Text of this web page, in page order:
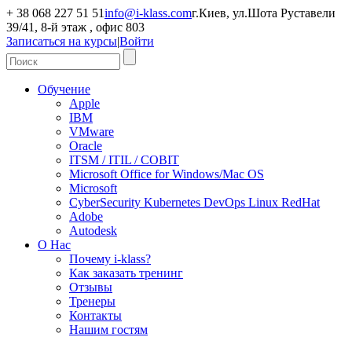
+ 38 068 227 51 51info@i-klass.comг.Киев, ул.Шота Руставели
39/41, 8-й этаж , офис 803
Записаться на курсы|Войти
Обучение
Apple
IBM
VMware
Oracle
ITSM / ITIL / COBIT
Microsoft Office for Windows/Mac OS
Microsoft
CyberSecurity Kubernetes DevOps Linux RedHat
Adobe
Autodesk
О Нас
Почему i-klass?
Как заказать тренинг
Отзывы
Тренеры
Контакты
Нашим гостям